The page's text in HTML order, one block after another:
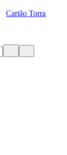
Cartão Torra